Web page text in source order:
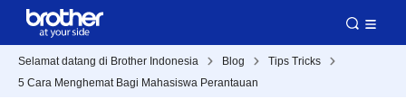
Selamat datang di Brother Indonesia Blog
Tips Tricks
5 Cara Menghemat Bagi Mahasiswa Perantauan